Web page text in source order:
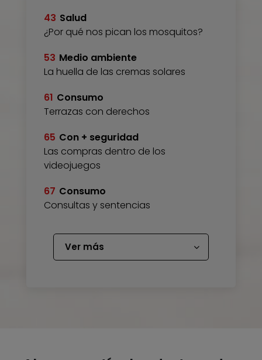
43 Salud
¿Por qué nos pican los mosquitos?
53 Medio ambiente
La huella de las cremas solares
61 Consumo
Terrazas con derechos
65 Con + seguridad
Las compras dentro de los
videojuegos
67 Consumo
Consultas y sentencias
Ver más